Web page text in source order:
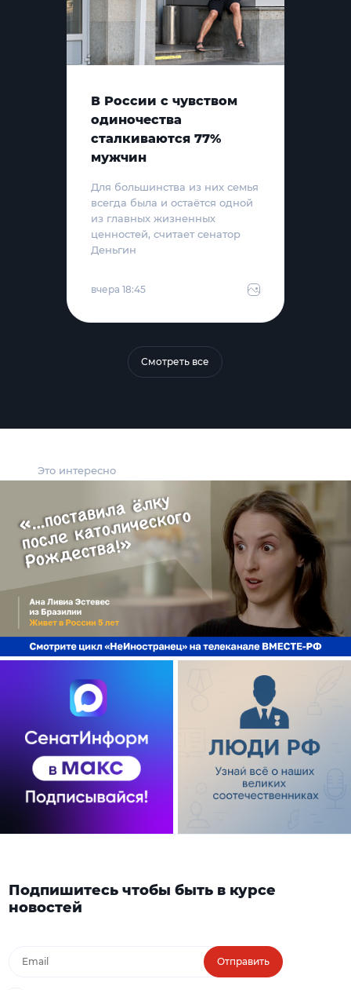
Это интересно
В России с чувством
одиночества
сталкиваются 77%
мужчин
Для большинства из них семья
всегда была и остаётся одной
из главных жизненных
ценностей, считает сенатор
Деньгин
вчера 18:45
Смотреть все
Подпишитесь чтобы быть в курсе
новостей
Отправить